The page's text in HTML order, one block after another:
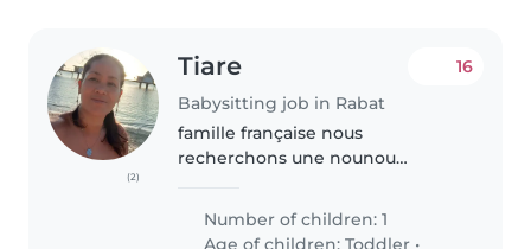
(2)
Tiare
Babysitting job in Rabat
16
famille française nous
recherchons une nounou
23h VOIR PLUS. Pour garder
notre fille de 3 ans. Elle est très
Number of children: 1
Age of children:Toddler •